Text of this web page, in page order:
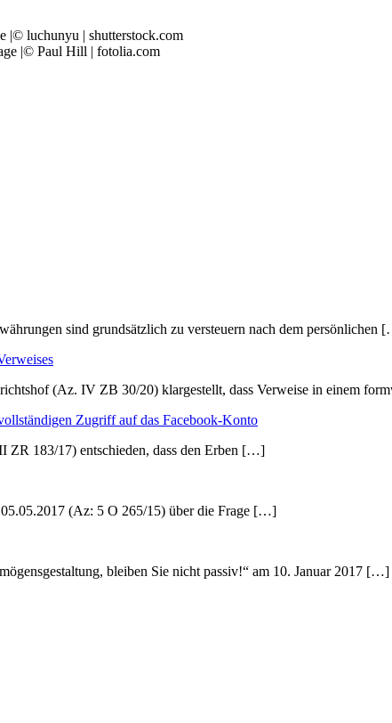
|© luchunyu | shutterstock.com
|© Paul Hill | fotolia.com
sind grundsätzlich zu versteuern nach dem persönlichen
(Az. IV ZB 30/20) klargestellt, dass Verweise in einem
Zugriff auf das Facebook-Konto
183/17) entschieden, dass den Erben […]
(Az: 5 O 265/15) über die Frage […]
bleiben Sie nicht passiv!“ am 10. Januar 2017 […]